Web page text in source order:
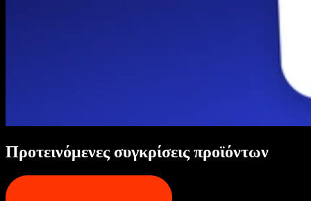
Προτεινόμενες συγκρίσεις προϊόντων